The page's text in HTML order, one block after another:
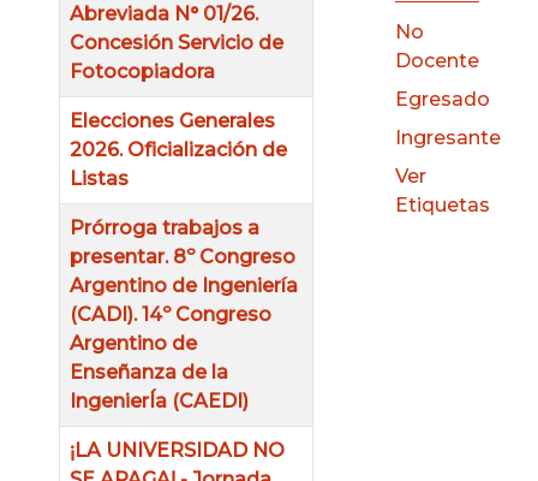
Abreviada N° 01/26.
Concesión Servicio de
Fotocopiadora
Elecciones Generales
2026. Oficialización de
Listas
Prórroga trabajos a
presentar. 8º Congreso
Argentino de Ingeniería
(CADI). 14º Congreso
Argentino de
Enseñanza de la
IngenierÍa (CAEDI)
¡LA UNIVERSIDAD NO
No
Docente
Egresado
Ingresante
Ver
Etiquetas